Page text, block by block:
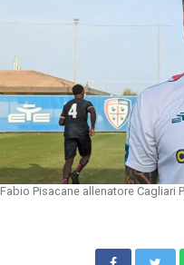
Fabio Pisacane allenatore Cagliari